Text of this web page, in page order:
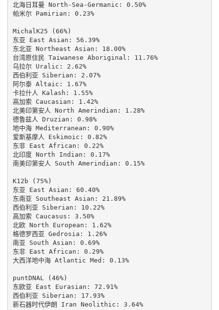
北海日耳曼 North-Sea-Germanic: 0.50%
帕米尔 Pamirian: 0.23%
MichalK25 (66%)
东亚 East Asian: 56.39%
东北亚 Northeast Asian: 18.00%
台湾原住民 Taiwanese Aboriginal: 11.76%
乌拉尔 Uralic: 2.62%
西伯利亚 Siberian: 2.07%
阿尔泰 Altaic: 1.67%
卡拉什人 Kalash: 1.55%
高加索 Caucasian: 1.42%
北美印第安人 North Amerindian: 1.28%
德鲁兹人 Druzian: 0.98%
地中海 Mediterranean: 0.90%
爱斯基摩人 Eskimoic: 0.82%
东非 East African: 0.22%
北印度 North Indian: 0.17%
南美印第安人 South Amerindian: 0.15%
K12b (75%)
东亚 East Asian: 60.40%
东南亚 Southeast Asian: 21.89%
西伯利亚 Siberian: 10.22%
高加索 Caucasus: 3.50%
北欧 North European: 1.62%
格德罗西亚 Gedrosia: 1.26%
南亚 South Asian: 0.69%
东非 East African: 0.29%
大西洋地中海 Atlantic Med: 0.13%
puntDNAL (46%)
东欧亚 East Eurasian: 72.91%
西伯利亚 Siberian: 17.93%
新石器时代伊朗 Iran Neolithic: 3.64%